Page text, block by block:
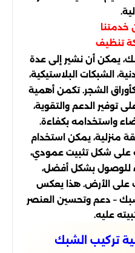
خدمتنا
تنظيف
يمكن أن نشير إلى عدة
الشبكات البلاستيكية،
الشجر. تكمن أهمية
توفير الدعم والتقوية،
واستخدامه بكفاءة.
منزلية، يمكن استخدام
على شكل تثبيت عمودي،
للوصول بشكل أفضل،
على الأرض. هذا يعكس
– دعم وتحسين العنصر
عليه.
تركيب الشبك